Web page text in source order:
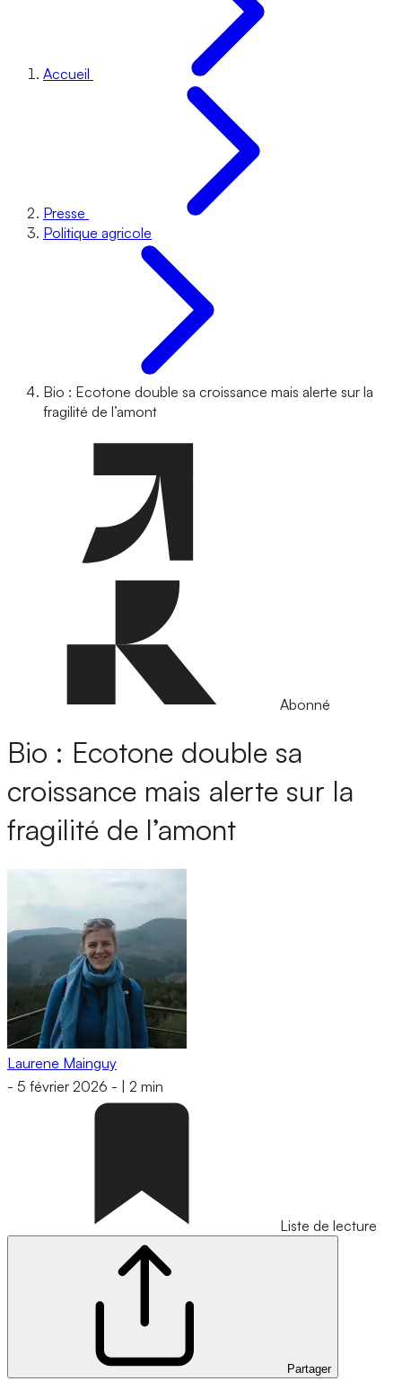
Accueil
Presse
Politique agricole
Bio : Ecotone double sa croissance mais alerte sur la
fragilité de l’amont
Abonné
Bio : Ecotone double sa
croissance mais alerte sur la
fragilité de l’amont
Laurene Mainguy
- 5 février 2026 - 2 min
Liste de lecture
Partager